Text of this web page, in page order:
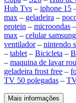
Hub Tvs – iphone 15
max – geladeira –
protein – microondas –
max – celular samsung
ventilador– nintendo
– tablet – Bicicleta –
– maquina de lavar
geladeira frost free –
TV 50 polegadas –
Mais informações